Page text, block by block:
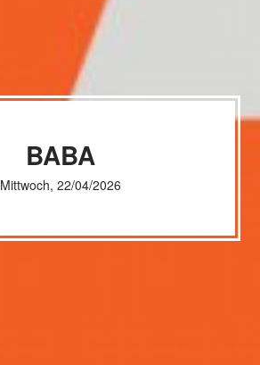
BABA
Mittwoch, 22/04/2026